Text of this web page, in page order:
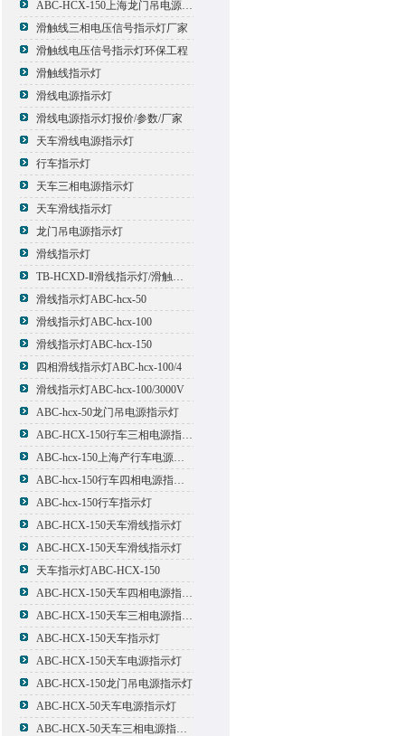
ABC-HCX-150上海龙门吊电源指示灯
滑触线三相电压信号指示灯厂家
滑触线电压信号指示灯环保工程
滑触线指示灯
滑线电源指示灯
滑线电源指示灯报价/参数/厂家
天车滑线电源指示灯
行车指示灯
天车三相电源指示灯
天车滑线指示灯
龙门吊电源指示灯
滑线指示灯
TB-HCXD-Ⅱ滑线指示灯/滑触线指示灯
滑线指示灯ABC-hcx-50
滑线指示灯ABC-hcx-100
滑线指示灯ABC-hcx-150
四相滑线指示灯ABC-hcx-100/4
滑线指示灯ABC-hcx-100/3000V
ABC-hcx-50龙门吊电源指示灯
ABC-HCX-150行车三相电源指示灯
ABC-hcx-150上海产行车电源指示灯
ABC-hcx-150行车四相电源指示灯
ABC-hcx-150行车指示灯
ABC-HCX-150天车滑线指示灯
ABC-HCX-150天车滑线指示灯
天车指示灯ABC-HCX-150
ABC-HCX-150天车四相电源指示灯
ABC-HCX-150天车三相电源指示灯
ABC-HCX-150天车指示灯
ABC-HCX-150天车电源指示灯
ABC-HCX-150龙门吊电源指示灯
ABC-HCX-50天车电源指示灯
ABC-HCX-50天车三相电源指示灯